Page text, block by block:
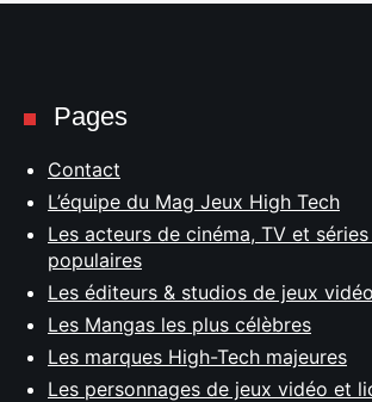
Pages
Contact
L’équipe du Mag Jeux High Tech
Les acteurs de cinéma, TV et
populaires
Les éditeurs & studios de jeux
Les Mangas les plus célèbres
Les marques High-Tech majeures
Les personnages de jeux vidéo et